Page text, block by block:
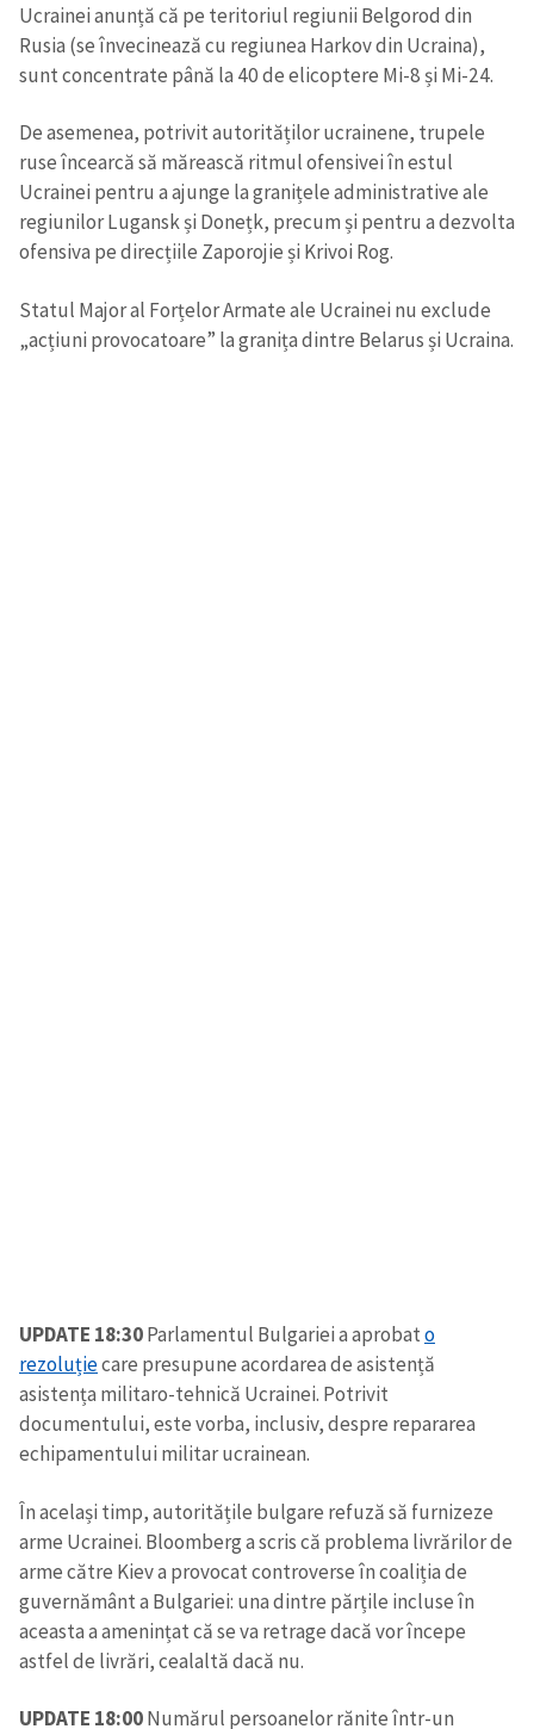
Ucrainei anunță că pe teritoriul regiunii Belgorod din
Rusia (se învecinează cu regiunea Harkov din Ucraina),
sunt concentrate până la 40 de elicoptere Mi-8 și Mi-24.
De asemenea, potrivit autorităților ucrainene, trupele
ruse încearcă să mărească ritmul ofensivei în estul
Ucrainei pentru a ajunge la granițele administrative ale
regiunilor Lugansk și Donețk, precum și pentru a dezvolta
ofensiva pe direcțiile Zaporojie și Krivoi Rog.
Statul Major al Forțelor Armate ale Ucrainei nu exclude
„acțiuni provocatoare” la granița dintre Belarus și Ucraina.
UPDATE 18:30Parlamentul Bulgariei a aprobato
rezoluțiecare presupune acordarea de asistență
asistența militaro-tehnică Ucrainei. Potrivit
documentului, este vorba, inclusiv, despre repararea
echipamentului militar ucrainean.
În același timp, autoritățile bulgare refuză să furnizeze
arme Ucrainei. Bloomberg a scris că problema livrărilor de
arme către Kiev a provocat controverse în coaliția de
guvernământ a Bulgariei: una dintre părțile incluse în
aceasta a amenințat că se va retrage dacă vor începe
astfel de livrări, cealaltă dacă nu.
UPDATE 18:00Numărul persoanelor rănite într-un
ȘTIREA MEA
Titlu știre
+ Adaugă titlu
Fotografie
+ Încarcă imagine
Link media
+ Link media